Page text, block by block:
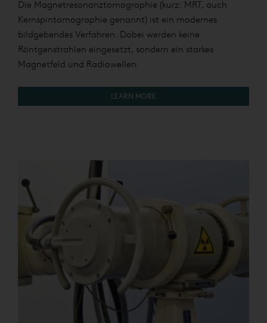
Die Magnetresonanztomographie (kurz: MRT, auch
Kernspintomographie genannt) ist ein modernes
bildgebendes Verfahren. Dabei werden keine
Röntgenstrahlen eingesetzt, sondern ein starkes
Magnetfeld und Radiowellen.
LEARN MORE